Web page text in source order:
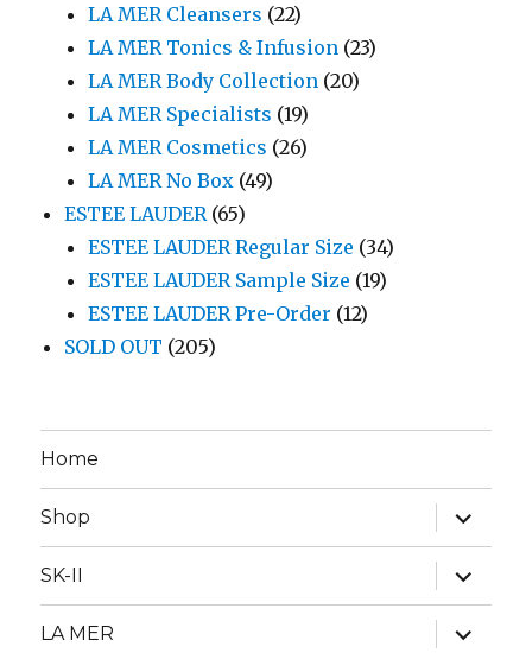
LA MER Cleansers (22)
LA MER Tonics & Infusion (23)
LA MER Body Collection (20)
LA MER Specialists (19)
LA MER Cosmetics (26)
LA MER No Box (49)
ESTEE LAUDER (65)
ESTEE LAUDER Regular Size (34)
ESTEE LAUDER Sample Size (19)
ESTEE LAUDER Pre-Order (12)
SOLD OUT (205)
Home
Shop
expand
child
menu
SK-II
expand
child
menu
LA MER
expand
child